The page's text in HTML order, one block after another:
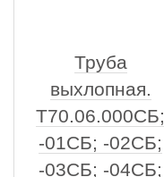
Труба
выхлопная.
Т70.06.000СБ;
-01СБ; -02СБ;
-03СБ; -04СБ;